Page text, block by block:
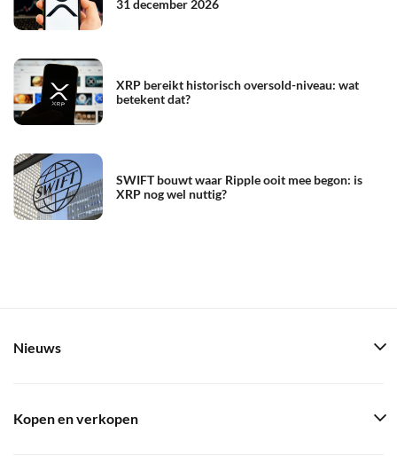
31 december 2026
XRP bereikt historisch oversold-niveau: wat
betekent dat?
SWIFT bouwt waar Ripple ooit mee begon: is
XRP nog wel nuttig?
Nieuws
Kopen en verkopen